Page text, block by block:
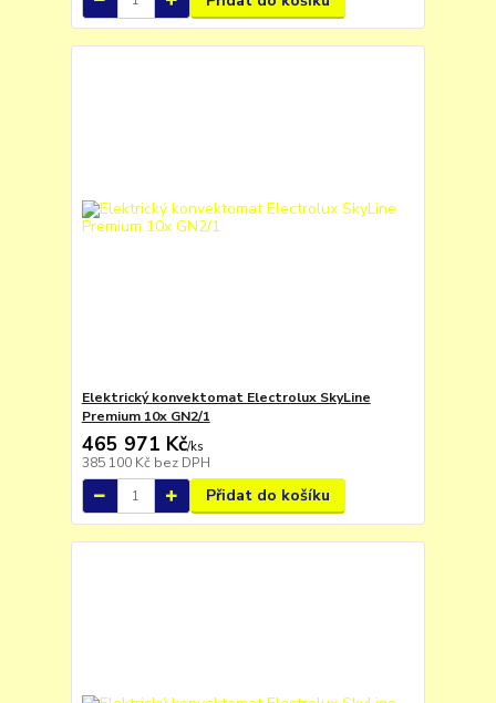
Elektrický konvektomat Electrolux SkyLine
Premium 10x GN2/1
465 971 Kč/ks
385 100 Kč bez DPH
Přidat do košíku